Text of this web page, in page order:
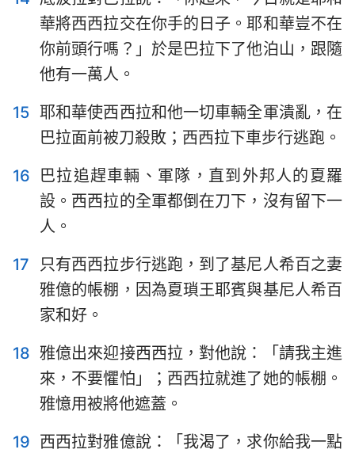
8
9 10 11 12 13
14
15
華將西西拉交在你手的日子。耶和華豈不在
你前頭行嗎？」於是巴拉下了他泊山，跟隨
他有一萬人。
15 耶和華使西西拉和他一切車輛全軍潰亂，在
巴拉面前被刀殺敗；西西拉下車步行逃跑。
16
巴拉追趕車輛、軍隊，直到外邦人的夏羅
設。西西拉的全軍都倒在刀下，沒有留下一
人。
17
只有西西拉步行逃跑，到了基尼人希百之妻
雅億的帳棚，因為夏瑣王耶賓與基尼人希百
家和好。
18 雅億出來迎接西西拉，對他說：「請我主進
來，不要懼怕」；西西拉就進了她的帳棚。
雅憶用被將他遮蓋。
19 西西拉對雅億說：「我渴了，求你給我一點